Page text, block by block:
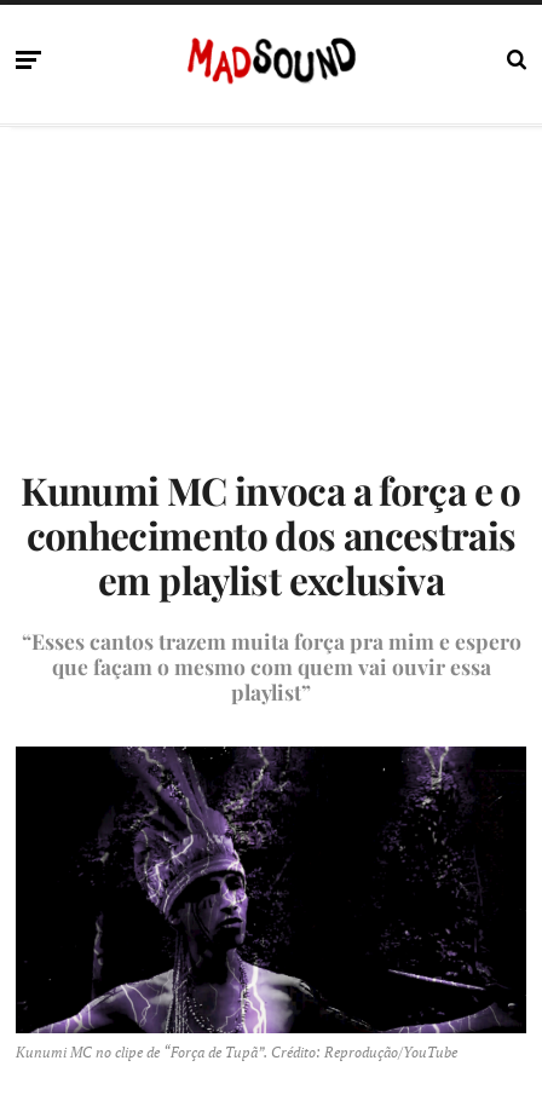
Kunumi MC invoca a força e o
conhecimento dos ancestrais
em playlist exclusiva
“Esses cantos trazem muita força pra mim e espero
que façam o mesmo com quem vai ouvir essa
playlist”
Kunumi MC no clipe de “Força de Tupã”. Crédito: Reprodução/YouTube